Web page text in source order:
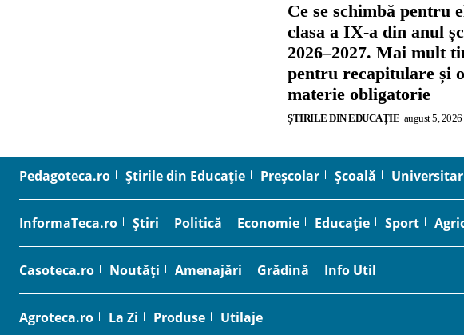
Ce se schimbă pentru
clasa a IX-a din anul
2026–2027. Mai mult
pentru recapitulare și
materie obligatorie
ȘTIRILE DIN EDUCAȚIE august 5, 2026
Pedagoteca.ro Știrile din Educație Preșcolar Școală Universitar
InformaTeca.ro Știri Politică Economie Educație Sport
Casoteca.ro Noutăți Amenajări Grădină Info Util
Agroteca.ro La Zi Produse Utilaje